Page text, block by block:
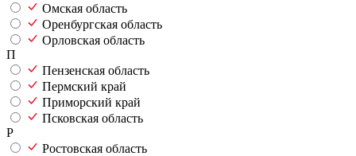
Омская область
Оренбургская область
Орловская область
П
Пензенская область
Пермский край
Приморский край
Псковская область
Р
Ростовская область